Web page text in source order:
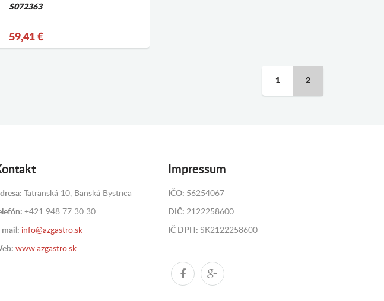
S072363
59,41 €
1 2
Tatranská 10, Banská Bystrica
+421 948 77 30 30
mail: info@azgastro.sk
www.azgastro.sk
Impressum
IČO: 56254067
DIČ: 2122258600
IČ DPH: SK2122258600